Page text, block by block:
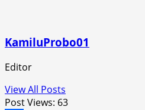
KamiluProbo01
Editor
View All Posts
Post Views: 63